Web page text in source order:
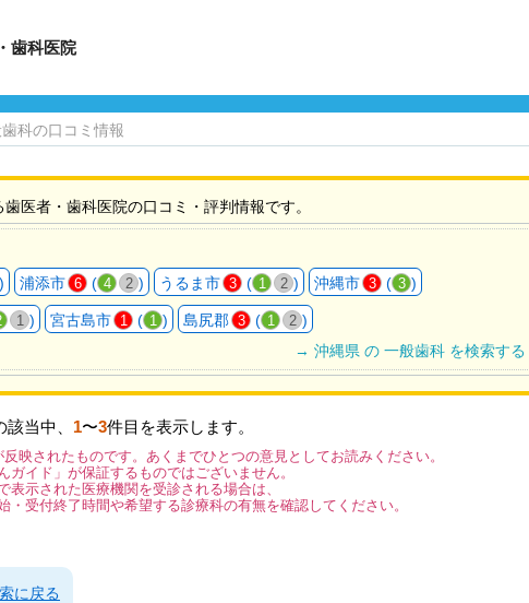
歯科医院
科の口コミ情報
医者・歯科医院の口コミ・評判情報です。
) 浦添市 6 ( 4 2 ) うるま市 3 ( 1 2 ) 沖縄市 3 ( 3 )
1 ) 宮古島市 1 ( 1 ) 島尻郡 3 ( 1 2 )
→ 沖縄県 の 一般歯科 を検索する
該当中、 1〜3件目を表示します。
映されたものです。あくまでひとつの意見としてお読みください。
ガイド」が保証するものではございません。
表示された医療機関を受診される場合は、
・受付終了時間や希望する診療科の有無を確認してください。
に戻る